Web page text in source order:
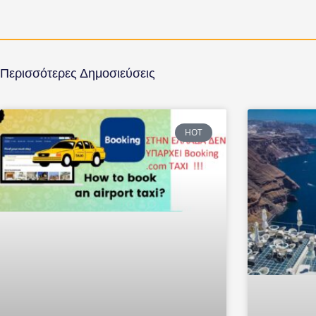
Περισσότερες Δημοσιεύσεις
HOT